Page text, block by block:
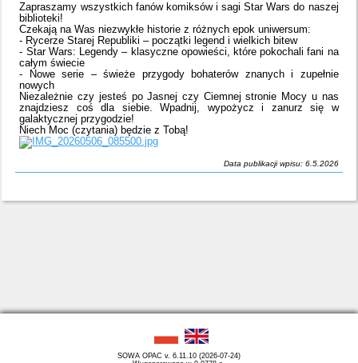
Zapraszamy wszystkich fanów komiksów i sagi Star Wars do naszej
biblioteki!
Czekają na Was niezwykłe historie z różnych epok uniwersum:
- Rycerze Starej Republiki – początki legend i wielkich bitew
- Star Wars: Legendy – klasyczne opowieści, które pokochali fani na
całym świecie
- Nowe serie – świeże przygody bohaterów znanych i zupełnie
nowych
Niezależnie czy jesteś po Jasnej czy Ciemnej stronie Mocy u nas
znajdziesz coś dla siebie. Wpadnij, wypożycz i zanurz się w
galaktycznej przygodzie!
Niech Moc (czytania) będzie z Tobą!
Data publikacji wpisu: 6.5.2026
SOWA OPAC v. 6.11.10 (2026-07-24)